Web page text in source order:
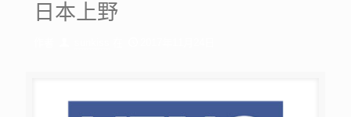
日本上野